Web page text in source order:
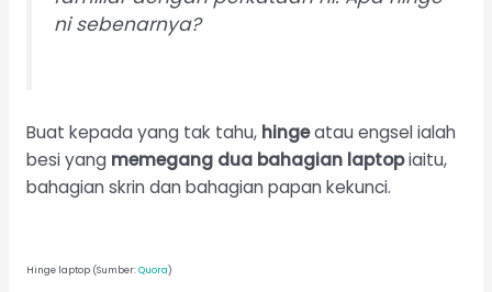
ni sebenarnya?
Buat kepada yang tak tahu, hingeatau engsel ialah
besi yang memegang dua bahagian laptopiaitu,
bahagian skrin dan bahagian papan kekunci.
Hinge laptop (Sumber:Quora)